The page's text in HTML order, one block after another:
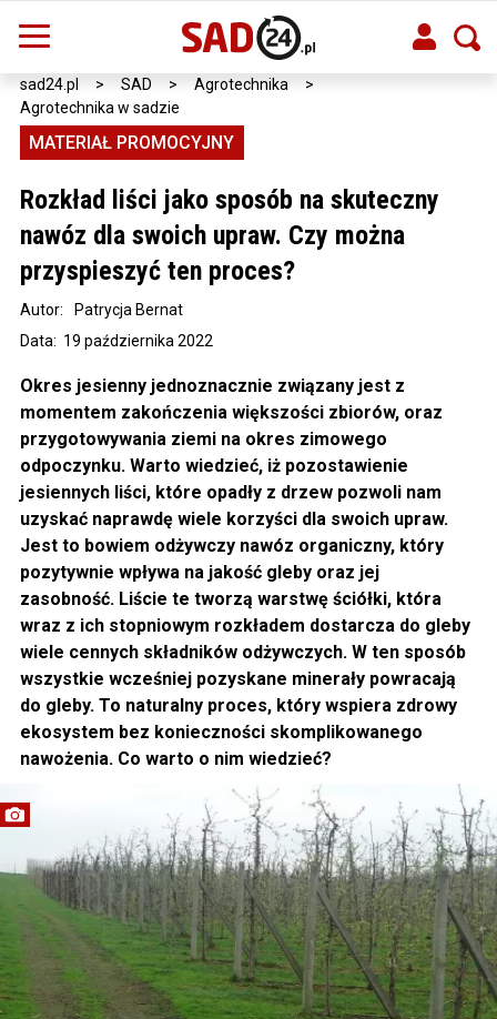
sad24.pl > SAD > Agrotechnika
>
Agrotechnika w sadzie
MATERIAŁ PROMOCYJNY
Rozkład liści jako sposób na skuteczny
nawóz dla swoich upraw. Czy można
przyspieszyć ten proces?
Data: 19 października 2022
Autor: Patrycja Bernat
Okres jesienny jednoznacznie związany jest z
momentem zakończenia większości zbiorów, oraz
przygotowywania ziemi na okres zimowego
odpoczynku. Warto wiedzieć, iż pozostawienie
jesiennych liści, które opadły z drzew pozwoli nam
uzyskać naprawdę wiele korzyści dla swoich upraw.
Jest to bowiem odżywczy nawóz organiczny, który
pozytywnie wpływa na jakość gleby oraz jej
zasobność. Liście te tworzą warstwę ściółki, która
wraz z ich stopniowym rozkładem dostarcza do gleby
wiele cennych składników odżywczych. W ten sposób
wszystkie wcześniej pozyskane minerały powracają
do gleby. To naturalny proces, który wspiera zdrowy
ekosystem bez konieczności skomplikowanego
nawożenia. Co warto o nim wiedzieć?